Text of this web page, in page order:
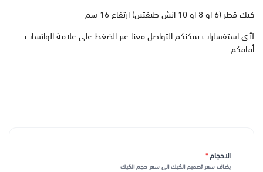
كيك قطر (6 او 8 او 10 انش طبقتين) ارتفاع 16 سم
لأي استفسارات يمكنكم التواصل معنا عبر الضغط على علامة الواتساب
أمامكم
الاحجام*
يضاف سعر تصميم الكيك الى سعر حجم الكيك